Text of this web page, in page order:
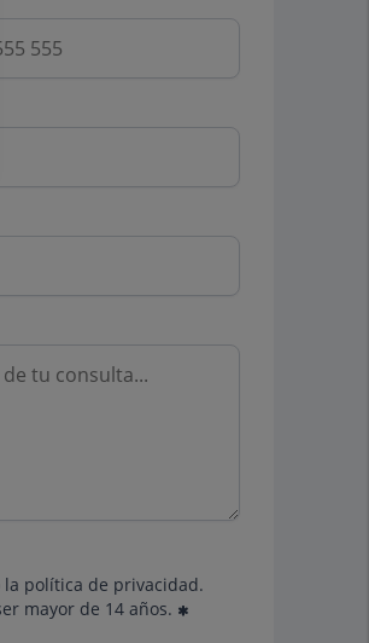
la política de privacidad.
mayor de 14 años.